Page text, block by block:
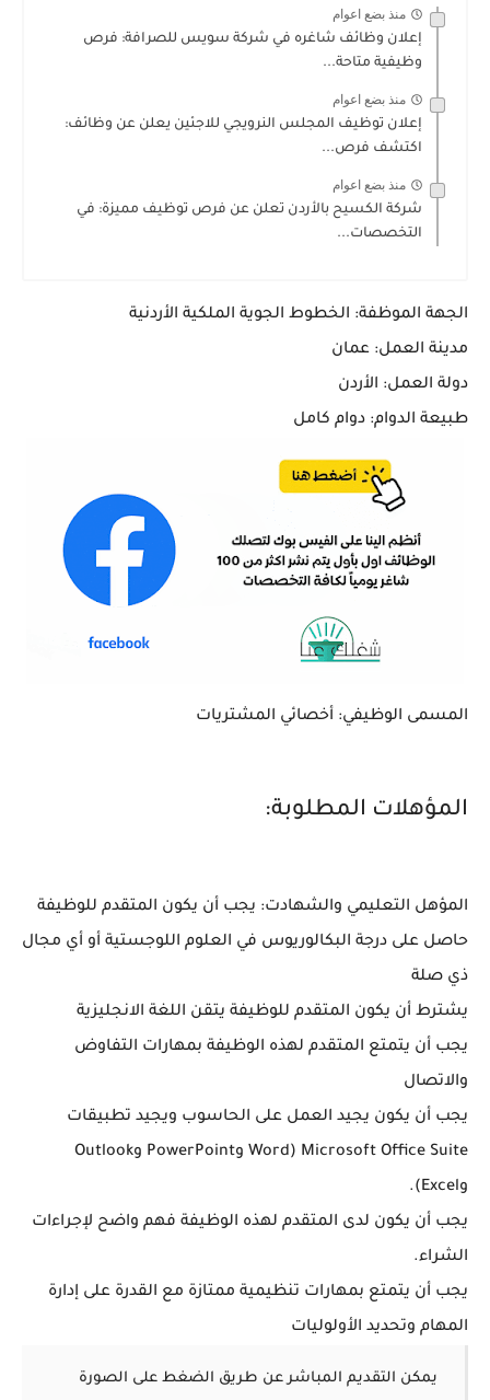
منذ بضع اعوام
إعلان وظائف شاغره في شركة سويس للصرافة: فرص
وظيفية متاحة...
منذ بضع اعوام
إعلان توظيف المجلس النرويجي للاجئين يعلن عن وظائف:
اكتشف فرص...
منذ بضع اعوام
شركة الكسيح بالأردن تعلن عن فرص توظيف مميزة: في
التخصصات...
الجهة الموظفة: الخطوط الجوية الملكية الأردنية
مدينة العمل: عمان
دولة العمل: الأردن
طبيعة الدوام: دوام كامل
المسمى الوظيفي: أخصائي المشتريات
المؤهلات المطلوبة:
المؤهل التعليمي والشهادت: يجب أن يكون المتقدم للوظيفة
حاصل على درجة البكالوريوس في العلوم اللوجستية أو أي مجال
ذي صلة
يشترط أن يكون المتقدم للوظيفة يتقن اللغة الانجليزية
يجب أن يتمتع المتقدم لهذه الوظيفة بمهارات التفاوض
والاتصال
يجب أن يكون يجيد العمل على الحاسوب ويجيد تطبيقات
Microsoft Office Suite (Word وPowerPoint وOutlook
وExcel).
يجب أن يكون لدى المتقدم لهذه الوظيفة فهم واضح لإجراءات
الشراء.
يجب أن يتمتع بمهارات تنظيمية ممتازة مع القدرة على إدارة
المهام وتحديد الأولوليات
يمكن التقديم المباشر عن طريق الضغط على الصورة